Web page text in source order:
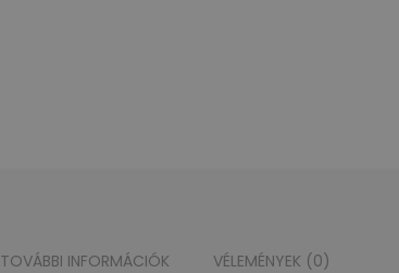
TOVÁBBI INFORMÁCIÓK VÉLEMÉNYEK (0)